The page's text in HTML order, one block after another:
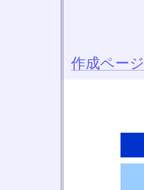
作成ペー